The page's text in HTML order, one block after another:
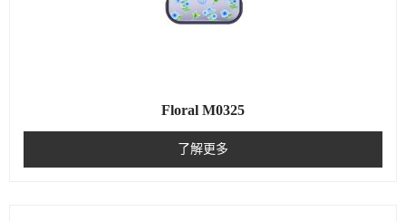
Floral M0325
了解更多